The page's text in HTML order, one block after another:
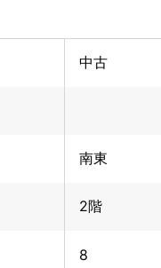
中古
南東
2階
8